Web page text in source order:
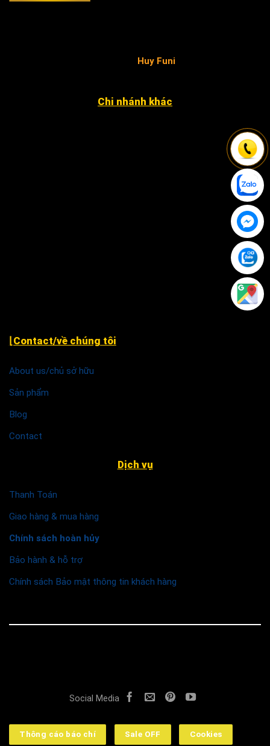
Huy Funi.
Chi nhánh khác
12 Đặng Phúc Thông, P. An Khê, Q. Thanh Khê, TP. Đà
79 Nguyễn Văn Linh, P. An Thới Đông, Tp Cần Thơ ( cạnh
Khu TĐC Cụm 2, Quỳnh Đô, Vĩnh Quỳnh, Thanh Trì Hà
⌊Contact/về chúng tôi
About us/chủ sở hữu
Sản phẩm
Blog
Contact
Dịch vụ
Thanh Toán
Giao hàng & mua hàng
Chính sách hoàn hủy
Bảo hành & hỗ trợ
Chính sách Bảo mật thông tin khách hàng
Social Media
Thông cáo báo chí Sale OFF Cookies